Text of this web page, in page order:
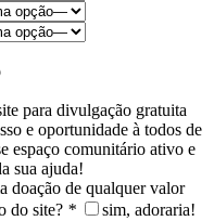
para divulgação gratuita
e oportunidade à todos de
espaço comunitário ativo e
sua ajuda!
doação de qualquer valor
do site? *
sim, adoraria!